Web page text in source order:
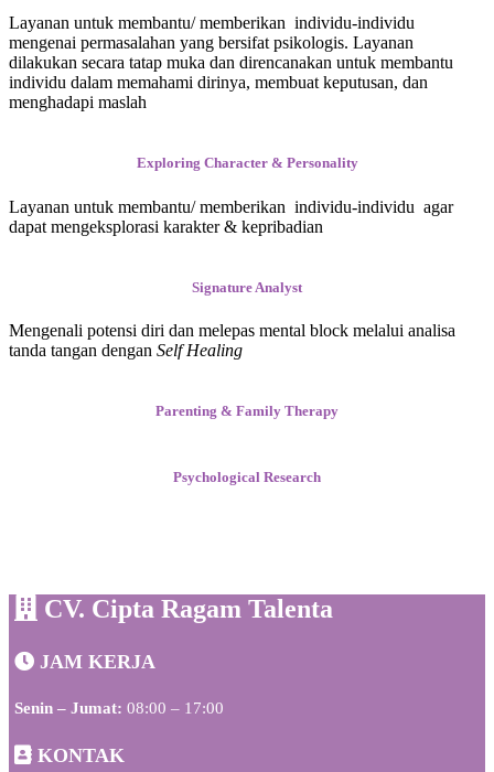
Layanan untuk membantu/ memberikan individu-individu
mengenai permasalahan yang bersifat psikologis. Layanan
dilakukan secara tatap muka dan direncanakan untuk membantu
individu dalam memahami dirinya, membuat keputusan, dan
menghadapi maslah
Exploring Character & Personality
Layanan untuk membantu/ memberikan individu-individu agar
dapat mengeksplorasi karakter & kepribadian
Signature Analyst
Mengenali potensi diri dan melepas mental block melalui analisa
tanda tangan dengan Self Healing
Parenting & Family Therapy
Psychological Research
CV. Cipta Ragam Talenta
JAM KERJA
Senin – Jumat: 08:00 – 17:00
KONTAK